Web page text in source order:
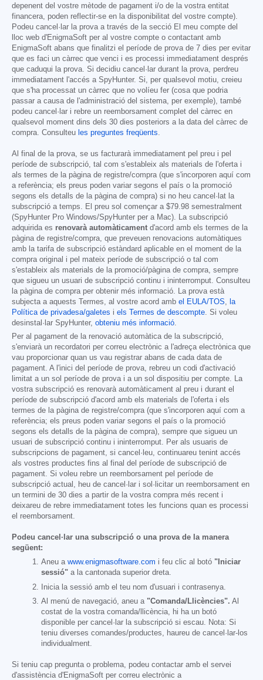
depenent del vostre mètode de pagament i/o de la vostra entitat
financera, poden reflectir-se en la disponibilitat del vostre compte).
Podeu cancel·lar la prova a través de la secció El meu compte del
lloc web d'EnigmaSoft per al vostre compte o contactant amb
EnigmaSoft abans que finalitzi el període de prova de 7 dies per evitar
que es faci un càrrec que venci i es processi immediatament després
que caduqui la prova. Si decidiu cancel·lar durant la prova, perdreu
immediatament l'accés a SpyHunter. Si, per qualsevol motiu, creieu
que s'ha processat un càrrec que no volíeu fer (cosa que podria
passar a causa de l'administració del sistema, per exemple), també
podeu cancel·lar i rebre un reemborsament complet del càrrec en
qualsevol moment dins dels 30 dies posteriors a la data del càrrec de
compra. Consulteu les preguntes freqüents.
Al final de la prova, se us facturarà immediatament pel preu i pel
període de subscripció, tal com s'estableix als materials de l'oferta i
als termes de la pàgina de registre/compra (que s'incorporen aquí com
a referència; els preus poden variar segons el país o la promoció
segons els detalls de la pàgina de compra) si no heu cancel·lat la
subscripció a temps. El preu sol començar a $79.98 semestralment
(SpyHunter Pro Windows/SpyHunter per a Mac). La subscripció
adquirida es renovarà automàticament d'acord amb els termes de la
pàgina de registre/compra, que preveuen renovacions automàtiques
amb la tarifa de subscripció estàndard aplicable en el moment de la
compra original i pel mateix període de subscripció o tal com
s'estableix als materials de la promoció/pàgina de compra, sempre
que sigueu un usuari de subscripció continu i ininterromput. Consulteu
la pàgina de compra per obtenir més informació. La prova està
subjecta a aquests Termes, al vostre acord amb el EULA/TOS, la
Política de privadesa/galetes i els Termes de descompte. Si voleu
desinstal·lar SpyHunter, obteniu més informació.
Per al pagament de la renovació automàtica de la subscripció,
s'enviarà un recordatori per correu electrònic a l'adreça electrònica que
vau proporcionar quan us vau registrar abans de cada data de
pagament. A l'inici del període de prova, rebreu un codi d'activació
limitat a un sol període de prova i a un sol dispositiu per compte. La
vostra subscripció es renovarà automàticament al preu i durant el
període de subscripció d'acord amb els materials de l'oferta i els
termes de la pàgina de registre/compra (que s'incorporen aquí com a
referència; els preus poden variar segons el país o la promoció
segons els detalls de la pàgina de compra), sempre que sigueu un
usuari de subscripció continu i ininterromput. Per als usuaris de
subscripcions de pagament, si cancel·leu, continuareu tenint accés
als vostres productes fins al final del període de subscripció de
pagament. Si voleu rebre un reemborsament pel període de
subscripció actual, heu de cancel·lar i sol·licitar un reemborsament en
un termini de 30 dies a partir de la vostra compra més recent i
deixareu de rebre immediatament totes les funcions quan es processi
el reemborsament.
Podeu cancel·lar una subscripció o una prova de la manera
següent:
Aneu a www.enigmasoftware.com i feu clic al botó "Iniciar
sessió" a la cantonada superior dreta.
Inicia la sessió amb el teu nom d'usuari i contrasenya.
Al menú de navegació, aneu a "Comanda/Llicències". Al
costat de la vostra comanda/llicència, hi ha un botó
disponible per cancel·lar la subscripció si escau. Nota: Si
teniu diverses comandes/productes, haureu de cancel·lar-los
individualment.
Si teniu cap pregunta o problema, podeu contactar amb el servei
d'assistència d'EnigmaSoft per correu electrònic a